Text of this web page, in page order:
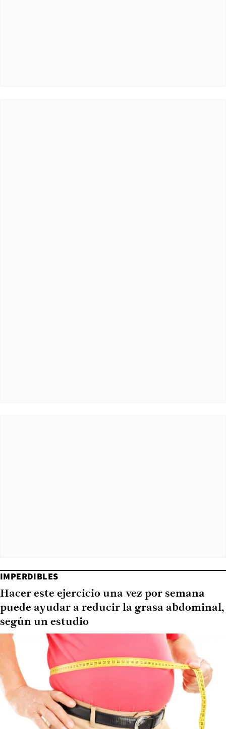
IMPERDIBLES
Hacer este ejercicio una vez por semana
puede ayudar a reducir la grasa abdominal,
según un estudio